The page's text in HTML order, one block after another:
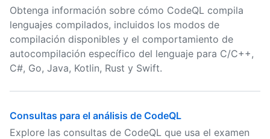
Obtenga información sobre cómo CodeQL compila
lenguajes compilados, incluidos los modos de
compilación disponibles y el comportamiento de
autocompilación específico del lenguaje para C/C++,
C#, Go, Java, Kotlin, Rust y Swift.
Consultas para el análisis de CodeQL
Explore las consultas de CodeQL que usa el examen